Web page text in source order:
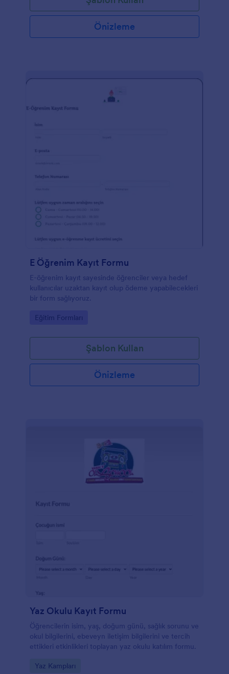
Önizleme
E Öğrenim Kayıt Formu
E-öğrenim kayıt sayesinde öğrenciler veya hedef
kullanıcılar uzaktan kayıt olup ödeme yapabilecekleri
bir form sağlıyoruz.
Go to Category:
Eğitim Formları
Şablon Kullan
Önizleme
Yaz Okulu Kayıt Formu
Öğrencilerin isim, yaş, doğum günü, sağlık sorunu ve
okul bilgilerini, ebeveyn iletişim bilgilerini ve tercih
ettikleri etkinlikleri toplayan yaz okulu katılım formu.
Go to Category:
Yaz Kampları